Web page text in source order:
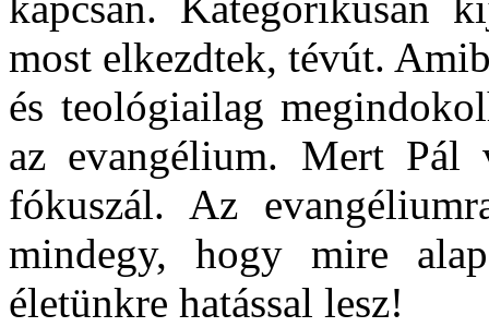
most elkezdtek, tévút.
és teológiailag
az evangélium. Mert Pál
fókuszál. Az
mindegy, hogy mire
életünkre hatással lesz!